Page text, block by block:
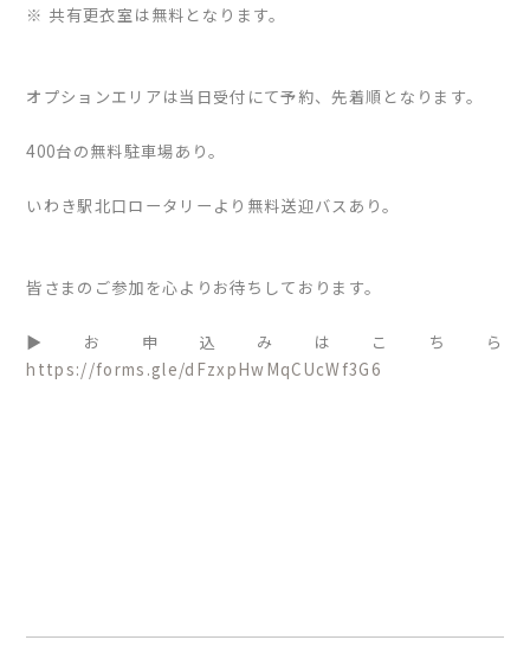
※ 共有更衣室は無料となります。
オプションエリアは当日受付にて予約、先着順となります。
400台の無料駐車場あり。
いわき駅北口ロータリーより無料送迎バスあり。
皆さまのご参加を心よりお待ちしております。
▶お申込みはこちら
https://forms.gle/dFzxpHwMqCUcWf3G6